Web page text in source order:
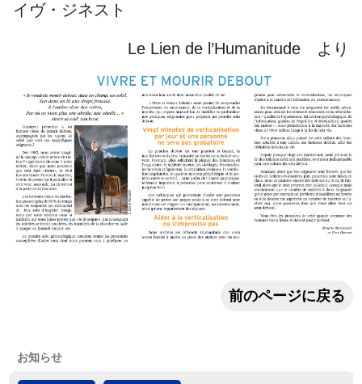
イヴ・ジネスト
Le Lien de l’Humanitude より
前のページに戻る
お知らせ